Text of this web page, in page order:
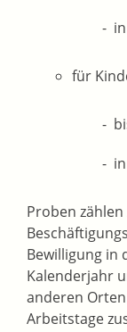
für
Proben
Bewilligung in
Kalenderjahr
anderen
Arbeitstage